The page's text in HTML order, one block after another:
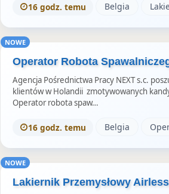
16 godz. temu Belgia
NOWE
Operator Robota
Agencja Pośrednictwa Pracy NEXT s.c.
klientów w Holandii zmotywowanych
Operator robota spaw…
16 godz. temu Belgia
NOWE
Lakiernik Przemysłowy